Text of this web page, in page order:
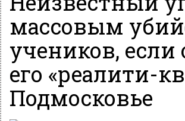
массовым
учеников,
его «реалити-
Подмосковье